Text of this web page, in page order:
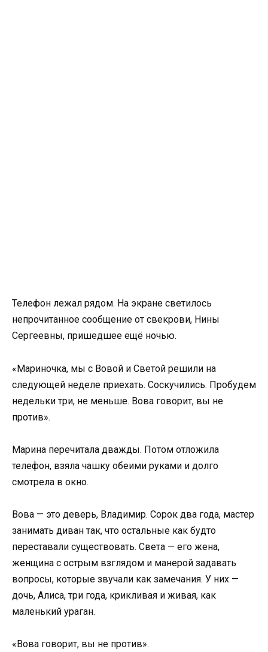
Телефон лежал рядом. На экране светилось
непрочитанное сообщение от свекрови, Нины
Сергеевны, пришедшее ещё ночью.
«Мариночка, мы с Вовой и Светой решили на
следующей неделе приехать. Соскучились. Пробудем
недельки три, не меньше. Вова говорит, вы не
против».
Марина перечитала дважды. Потом отложила
телефон, взяла чашку обеими руками и долго
смотрела в окно.
Вова — это деверь, Владимир. Сорок два года, мастер
занимать диван так, что остальные как будто
переставали существовать. Света — его жена,
женщина с острым взглядом и манерой задавать
вопросы, которые звучали как замечания. У них —
дочь, Алиса, три года, крикливая и живая, как
маленький ураган.
«Вова говорит, вы не против».